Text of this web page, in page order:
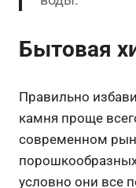
Бытовая
Правильно
камня проще
современном
условно они все